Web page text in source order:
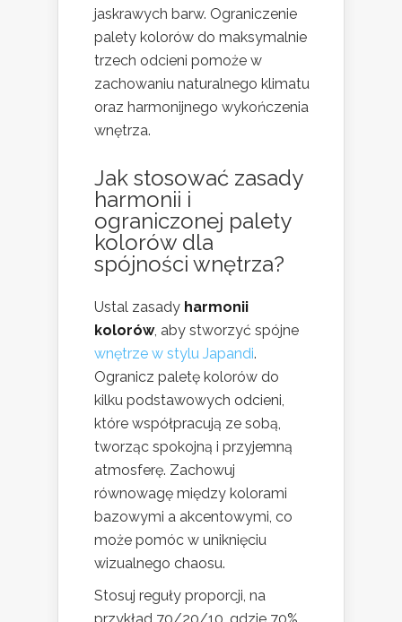
jaskrawych barw. Ograniczenie
palety kolorów do maksymalnie
trzech odcieni pomoże w
zachowaniu naturalnego klimatu
oraz harmonijnego wykończenia
wnętrza.
Jak stosować zasady
harmonii i
ograniczonej palety
kolorów dla
spójności wnętrza?
Ustal zasady harmonii
kolorów, aby stworzyć spójne
wnętrze w stylu Japandi.
Ogranicz paletę kolorów do
kilku podstawowych odcieni,
które współpracują ze sobą,
tworząc spokojną i przyjemną
atmosferę. Zachowuj
równowagę między kolorami
bazowymi a akcentowymi, co
może pomóc w uniknięciu
wizualnego chaosu.
Stosuj reguły proporcji, na